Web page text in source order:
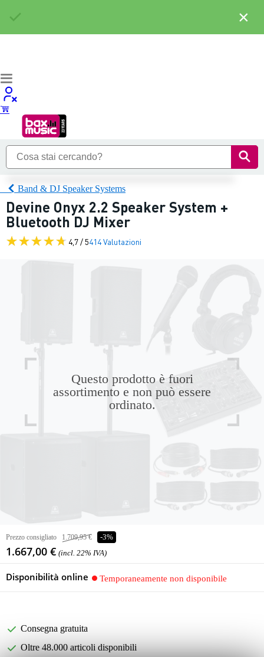
Band & DJ Speaker Systems
Devine Onyx 2.2 Speaker System +
Bluetooth DJ Mixer
4,7 / 5414 Valutazioni
Questo prodotto è fuori
assortimento e non può essere
ordinato.
Prezzo consigliato 1.709,95 € -3%
1.667,00 € (incl. 22% IVA)
Disponibilità online Temporaneamente non disponibile
Consegna gratuita
Oltre 48.000 articoli disponibili
×